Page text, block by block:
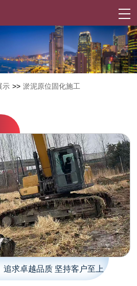
示 >> 淤泥原位固化施工
追求卓越品质 坚持客户至上